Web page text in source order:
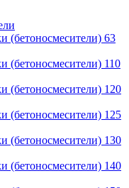
(бетоносмесители) 63
(бетоносмесители) 110
(бетоносмесители) 120
(бетоносмесители) 125
(бетоносмесители) 130
(бетоносмесители) 140